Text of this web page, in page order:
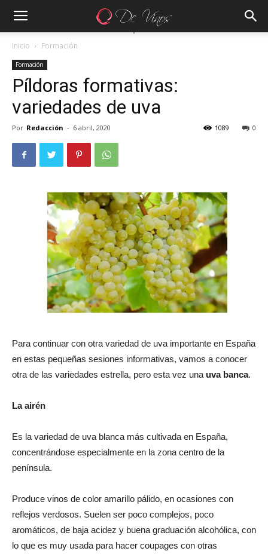
Inicio Formación
Formación
Píldoras formativas:
variedades de uva
Por Redacción - 6 abril, 2020 0
1089
Para continuar con otra variedad de uva importante en España
en estas pequeñas sesiones informativas, vamos a conocer
otra de las variedades estrella, pero esta vez una uva banca.
La airén
Es la variedad de uva blanca más cultivada en España,
concentrándose especialmente en la zona centro de la
península.
Produce vinos de color amarillo pálido, en ocasiones con
reflejos verdosos. Suelen ser poco complejos, poco
aromáticos, de baja acidez y buena graduación alcohólica, con
lo que es muy usada para hacer coupages con otras